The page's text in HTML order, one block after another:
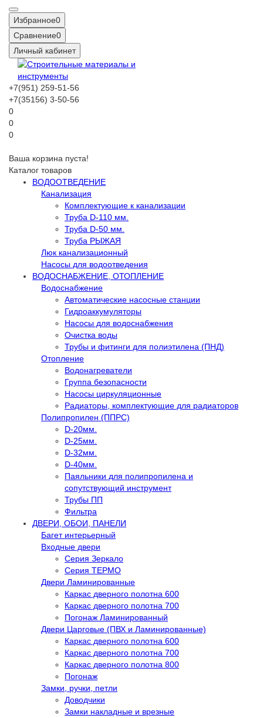
Избранное0
Сравнение0
Личный кабинет
+7(951) 259-51-56
+7(35156) 3-50-56
0
0
0
Ваша корзина пуста!
Каталог товаров
ВОДООТВЕДЕНИЕ
Канализация
Комплектующие к канализации
Труба D-110 мм.
Труба D-50 мм.
Труба РЫЖАЯ
Люк канализационный
Насосы для водоотведения
ВОДОСНАБЖЕНИЕ, ОТОПЛЕНИЕ
Водоснабжение
Автоматичеcкие насосные станции
Гидроаккумуляторы
Насосы для водоснабжения
Очистка воды
Трубы и фитинги для полиэтилена (ПНД)
Отопление
Водонагреватели
Группа безопасности
Насосы циркуляционные
Радиаторы, комплектующие для радиаторов
Полипропилен (ППРС)
D-20мм.
D-25мм.
D-32мм.
D-40мм.
Паяльники для полипропилена и
сопутствующий инструмент
Трубы ПП
Фильтра
ДВЕРИ, ОБОИ, ПАНЕЛИ
Багет интерьерный
Входные двери
Серия Зеркало
Серия ТЕРМО
Двери Ламинированные
Каркас дверного полотна 600
Каркас дверного полотна 700
Погонаж Ламинированный
Двери Царговые (ПВХ и Ламинированные)
Каркас дверного полотна 600
Каркас дверного полотна 700
Каркас дверного полотна 800
Погонаж
Замки, ручки, петли
Доводчики
Замки накладные и врезные